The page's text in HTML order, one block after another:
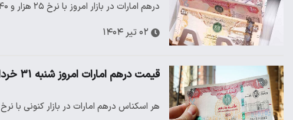
درهم امارات در بازار امروز با نرخ ۲۵ هزار و ۲۴۰ تومان معامله می‌شود
۰۲ تیر ۱۴۰۴
قیمت درهم امارات امروز شنبه ۳۱ خرداد چقدر است؟
هر اسکناس درهم امارات در بازار کنونی با نرخ ۲۲ هزار و ۸۴۷ تومان خریدوفروش می‌شود